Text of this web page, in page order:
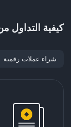
كيفية
شراء عملات رقمية